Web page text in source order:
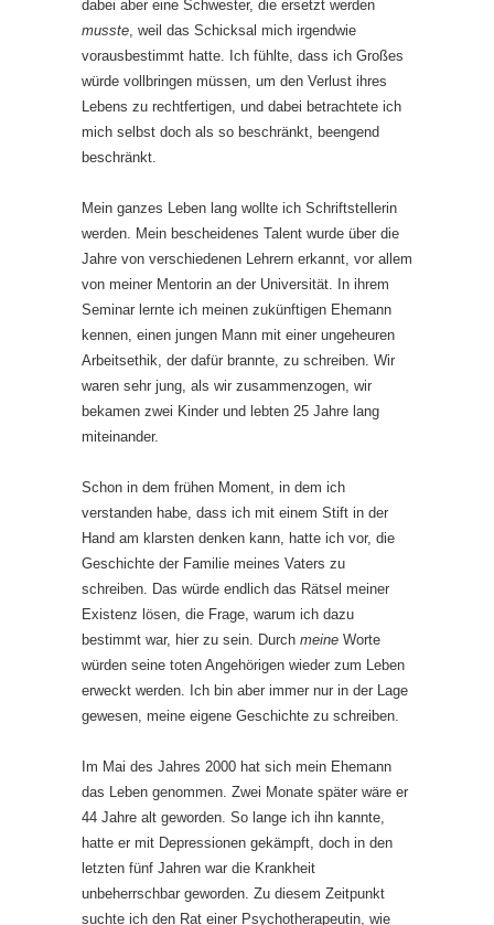
dabei aber eine Schwester, die ersetzt werden
musste, weil das Schicksal mich irgendwie
vorausbestimmt hatte. Ich fühlte, dass ich Großes
würde vollbringen müssen, um den Verlust ihres
Lebens zu rechtfertigen, und dabei betrachtete ich
mich selbst doch als so beschränkt, beengend
beschränkt.
Mein ganzes Leben lang wollte ich Schriftstellerin
werden. Mein bescheidenes Talent wurde über die
Jahre von verschiedenen Lehrern erkannt, vor allem
von meiner Mentorin an der Universität. In ihrem
Seminar lernte ich meinen zukünftigen Ehemann
kennen, einen jungen Mann mit einer ungeheuren
Arbeitsethik, der dafür brannte, zu schreiben. Wir
waren sehr jung, als wir zusammenzogen, wir
bekamen zwei Kinder und lebten 25 Jahre lang
miteinander.
Schon in dem frühen Moment, in dem ich
verstanden habe, dass ich mit einem Stift in der
Hand am klarsten denken kann, hatte ich vor, die
Geschichte der Familie meines Vaters zu
schreiben. Das würde endlich das Rätsel meiner
Existenz lösen, die Frage, warum ich dazu
bestimmt war, hier zu sein. Durch meine Worte
würden seine toten Angehörigen wieder zum Leben
erweckt werden. Ich bin aber immer nur in der Lage
gewesen, meine eigene Geschichte zu schreiben.
Im Mai des Jahres 2000 hat sich mein Ehemann
das Leben genommen. Zwei Monate später wäre er
44 Jahre alt geworden. So lange ich ihn kannte,
hatte er mit Depressionen gekämpft, doch in den
letzten fünf Jahren war die Krankheit
unbeherrschbar geworden. Zu diesem Zeitpunkt
suchte ich den Rat einer Psychotherapeutin, wie